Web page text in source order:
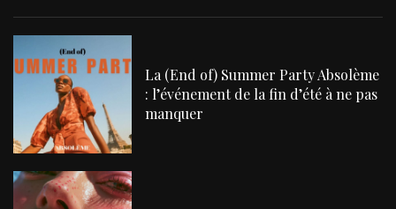
La (End of) Summer Party Absolème
: l’événement de la fin d’été à ne pas
manquer